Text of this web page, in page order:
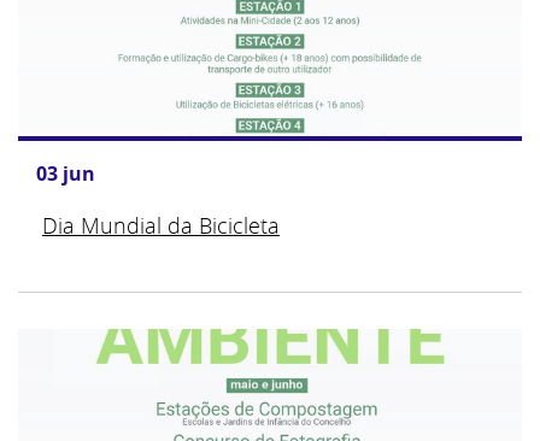
03 jun
Dia Mundial da Bicicleta